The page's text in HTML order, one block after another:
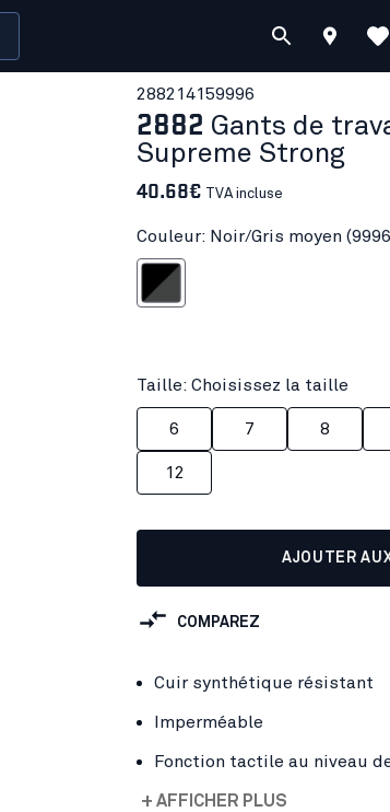
288214159996
2882 Gants de
Supreme Strong
40.68€ TVA incluse
Couleur: Noir/Gris moyen
Noir/Gris moyen
Taille: Choisissez la taille
6 7 8
12
AJOUTER
COMPAREZ
Cuir synthétique résistant
Imperméable
Fonction tactile au niveau
+ AFFICHER PLUS